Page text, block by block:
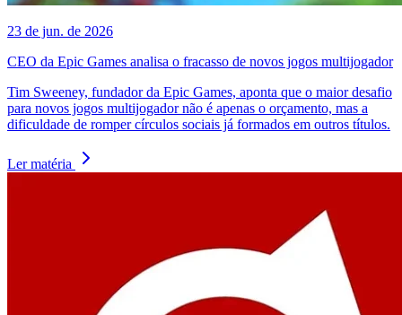
23 de jun. de 2026
CEO da Epic Games analisa o fracasso de novos jogos multijogador
Tim Sweeney, fundador da Epic Games, aponta que o maior desafio
para novos jogos multijogador não é apenas o orçamento, mas a
dificuldade de romper círculos sociais já formados em outros títulos.
Ler matéria